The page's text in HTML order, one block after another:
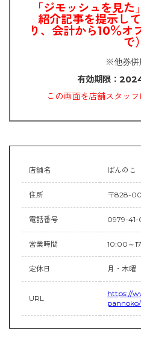
「ジモッシュを見
紹介記事を提示し
り、会計から10％
で）
※他券併
有効期限：
この画面を店舗スタッフ
店舗名 ぱんのこ
住所 〒828-
電話番号 0979-41-
営業時間 10:00～
定休日 月・木曜
URL
https://
pannoko/